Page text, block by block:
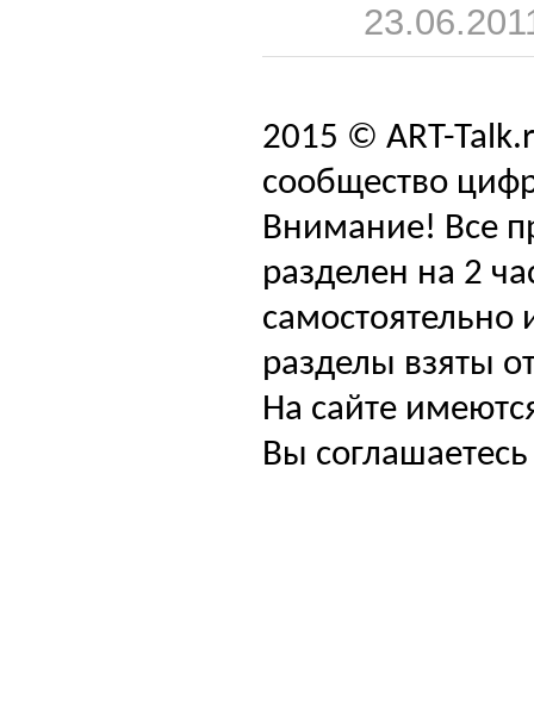
2015 © ART-
сообщество
Внимание! Все
разделен на 2
самостоятельно
разделы взяты
На сайте
Вы